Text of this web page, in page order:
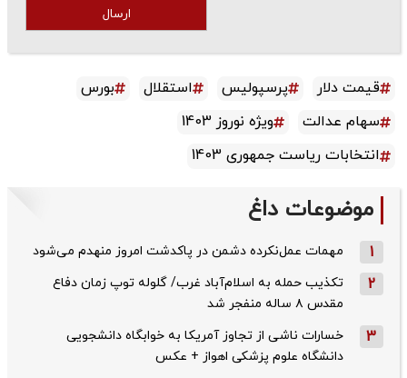
ارسال
قیمت دلار پرسپولیس استقلال
بورس
سهام عدالت
ویژه نوروز 1403
انتخابات ریاست جمهوری 1403
موضوعات داغ
1 مهمات عمل‌نکرده دشمن در پاکدشت امروز منهدم می‌شود
2
تکذیب حمله به اسلام‌آباد غرب/ گلوله توپ زمان دفاع
مقدس ۸ ساله منفجر شد
3
خسارات ناشی از تجاوز آمریکا به خوابگاه دانشجویی
دانشگاه علوم پزشکی اهواز + عکس